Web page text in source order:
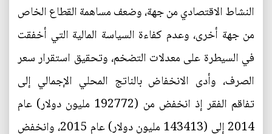
النشاط الاقتصادي من جهة، وضعف مساهمة القطاع الخاص
من جهة أخرى، وعدم كفاءة السياسة المالية التي أخفقت
في السيطرة على معدلات التضخم، وتحقيق استقرار سعر
الصرف، وأدى الانخفاض بالناتج المحلي الإجمالي إلى
تفاقم الفقر إذ انخفض من (192772 مليون دولار) عام
2014 إلى (143413 مليون دولار) عام 2015، وانخفض